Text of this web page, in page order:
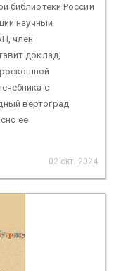
библиотеки России
научный
член
доклад,
с
вертоград
ее
02 окт. 2024